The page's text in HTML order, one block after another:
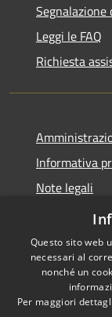
Segnalazione
Leggi le FAQ
Richiesta
Informativa
Note legali
Accessibilità
Questo sito web
necessari al
nonché un
Per maggiori